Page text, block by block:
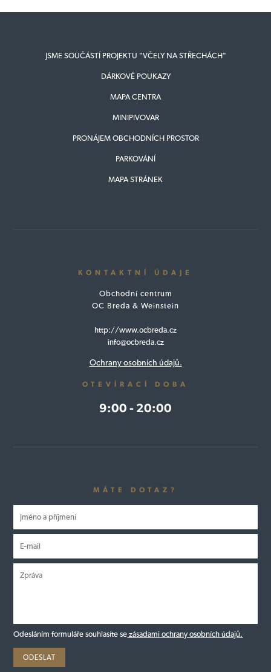
JSME SOUČÁSTÍ PROJEKTU "VČELY NA STŘECHÁCH"
DÁRKOVÉ POUKAZY
MAPA CENTRA
MINIPIVOVAR
PRONÁJEM OBCHODNÍCH PROSTOR
PARKOVÁNÍ
MAPA STRÁNEK
KONTAKTNÍ ÚDAJE
Obchodní centrum
OC Breda & Weinstein
http://www.ocbreda.cz
info@ocbreda.cz
Ochrany osobních údajů.
OTEVÍRACÍ DOBA
9:00 - 20:00
MÁTE DOTAZ?
Odesláním formuláře souhlasíte se zásadami ochrany osobních údajů.